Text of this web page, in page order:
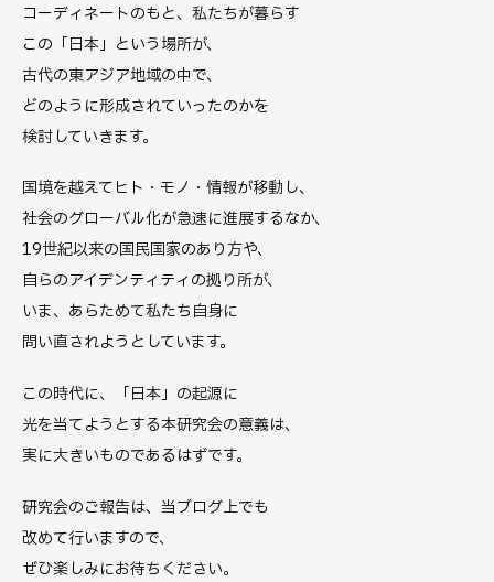
コーディネートのもと、私たちが暮らす
この「日本」という場所が、
古代の東アジア地域の中で、
どのように形成されていったのかを
検討していきます。
国境を越えてヒト・モノ・情報が移動し、
社会のグローバル化が急速に進展するなか、
19世紀以来の国民国家のあり方や、
自らのアイデンティティの拠り所が、
いま、あらためて私たち自身に
問い直されようとしています。
この時代に、「日本」の起源に
光を当てようとする本研究会の意義は、
実に大きいものであるはずです。
研究会のご報告は、当ブログ上でも
改めて行いますので、
ぜひ楽しみにお待ちください。